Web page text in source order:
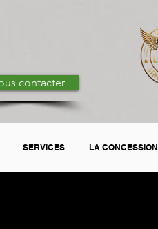
contacter
SERVICES LA CONCESSION